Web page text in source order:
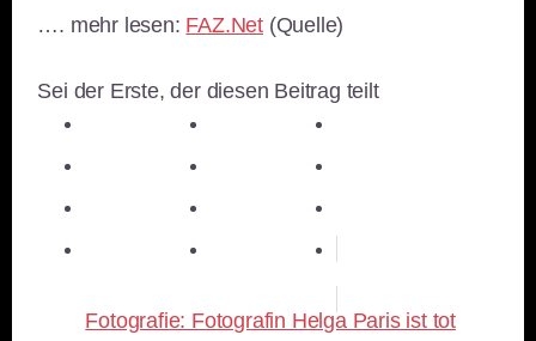
…. mehr lesen: FAZ.Net (Quelle)
Sei der Erste, der diesen Beitrag teilt
Fotografie: Fotografin Helga Paris ist tot